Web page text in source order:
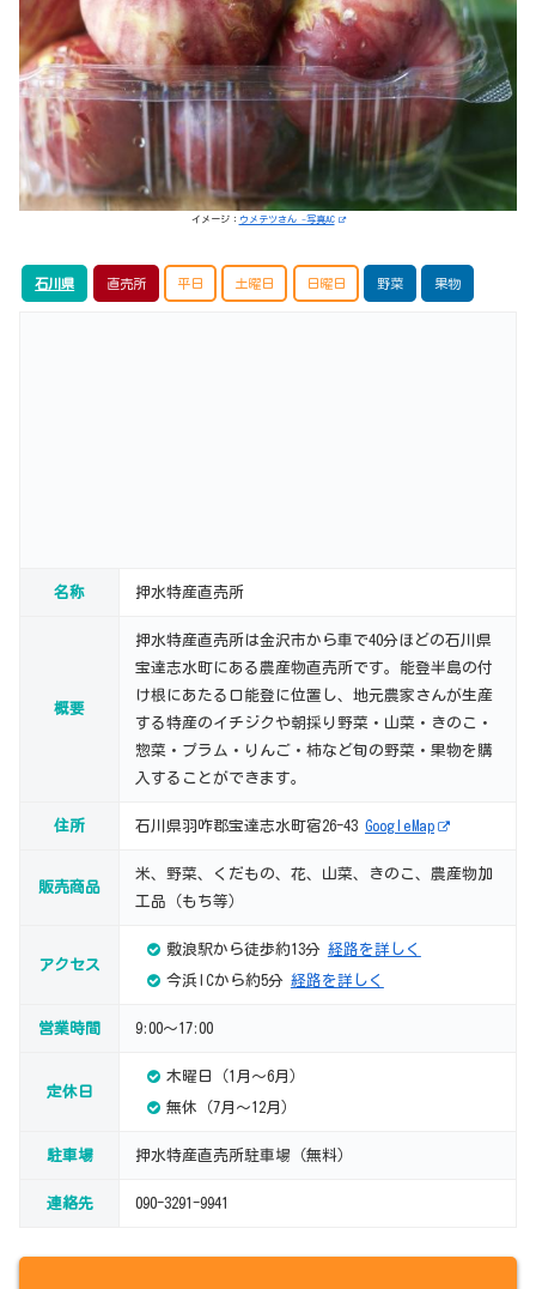
イメージ： ウメテツさん -写真AC
石川県 直売所 平日 土曜日 日曜日 野菜 果物
名称 押水特産直売所
概要
押水特産直売所は金沢市から車で40分ほどの石川県
宝達志水町にある農産物直売所です。能登半島の付
け根にあたる口能登に位置し、地元農家さんが生産
する特産のイチジクや朝採り野菜・山菜・きのこ・
惣菜・プラム・りんご・柿など旬の野菜・果物を購
入することができます。
住所 石川県羽咋郡宝達志水町宿26-43 GoogleMap
販売商品
米、野菜、くだもの、花、山菜、きのこ、農産物加
工品（もち等）
アクセス
敷浪駅から徒歩約13分 経路を詳しく
今浜ICから約5分 経路を詳しく
営業時間 9:00～17:00
定休日
木曜日（1月～6月）
無休（7月～12月）
駐車場 押水特産直売所駐車場（無料）
連絡先 090-3291-9941